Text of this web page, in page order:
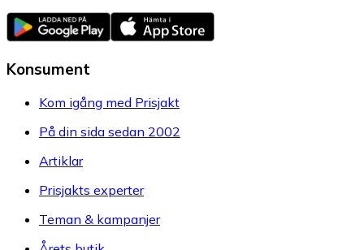
Konsument
Kom igång med Prisjakt
På din sida sedan 2002
Artiklar
Prisjakts experter
Teman & kampanjer